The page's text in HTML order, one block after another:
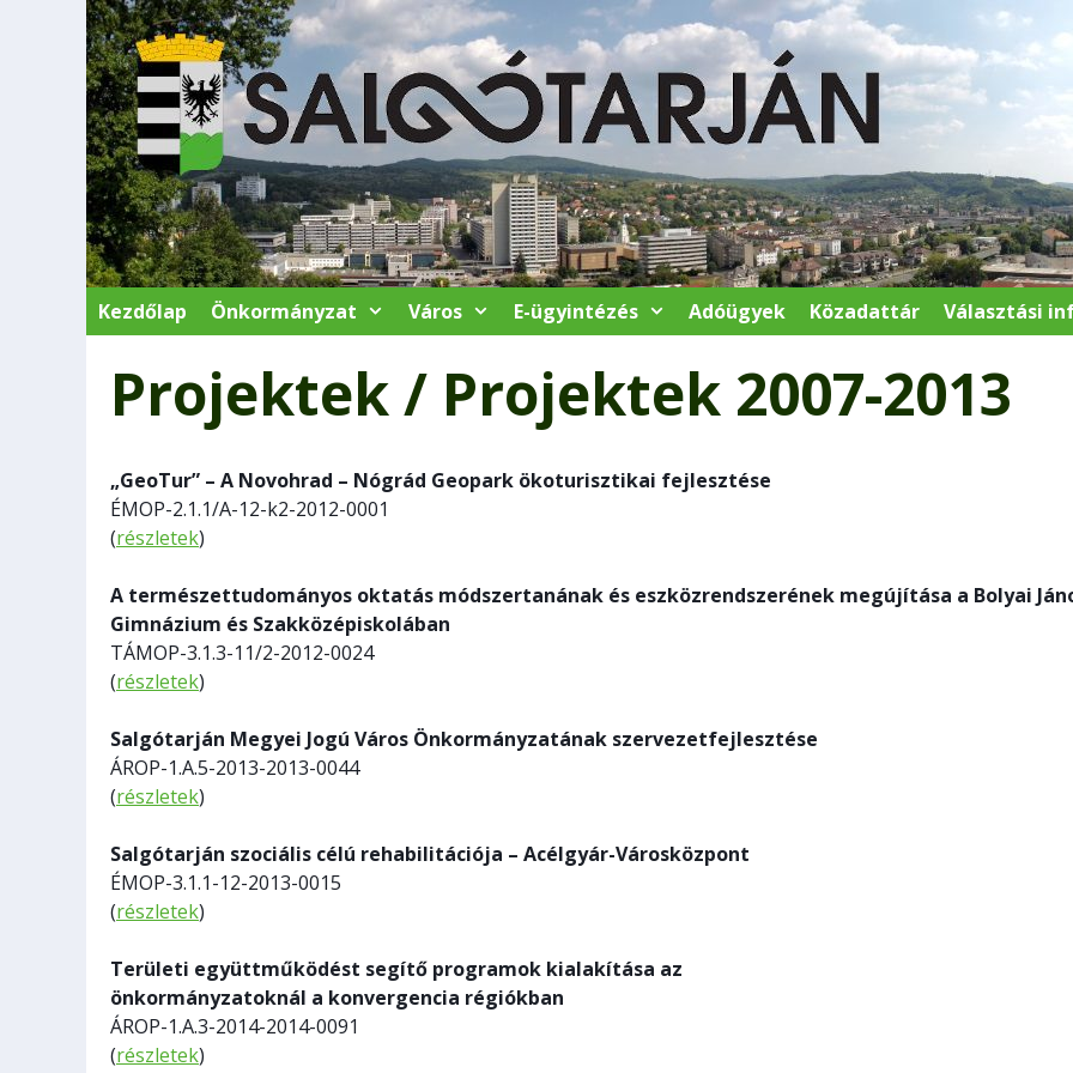
tartalomba
Kezdőlap Önkormányzat Város E-ügyintézés Adóügyek Közadattár Választási
Projektek / Projektek 2007-2013
„GeoTur” – A Novohrad – Nógrád Geopark ökoturisztikai fejlesztése
ÉMOP-2.1.1/A-12-k2-2012-0001
(részletek)
A természettudományos oktatás módszertanának és eszközrendszerének megújítása a Bolyai
Gimnázium és Szakközépiskolában
TÁMOP-3.1.3-11/2-2012-0024
(részletek)
Salgótarján Megyei Jogú Város Önkormányzatának szervezetfejlesztése
ÁROP-1.A.5-2013-2013-0044
(részletek)
Salgótarján szociális célú rehabilitációja – Acélgyár-Városközpont
ÉMOP-3.1.1-12-2013-0015
(részletek)
Területi együttműködést segítő programok kialakítása az
önkormányzatoknál a konvergencia régiókban
ÁROP-1.A.3-2014-2014-0091
(részletek)